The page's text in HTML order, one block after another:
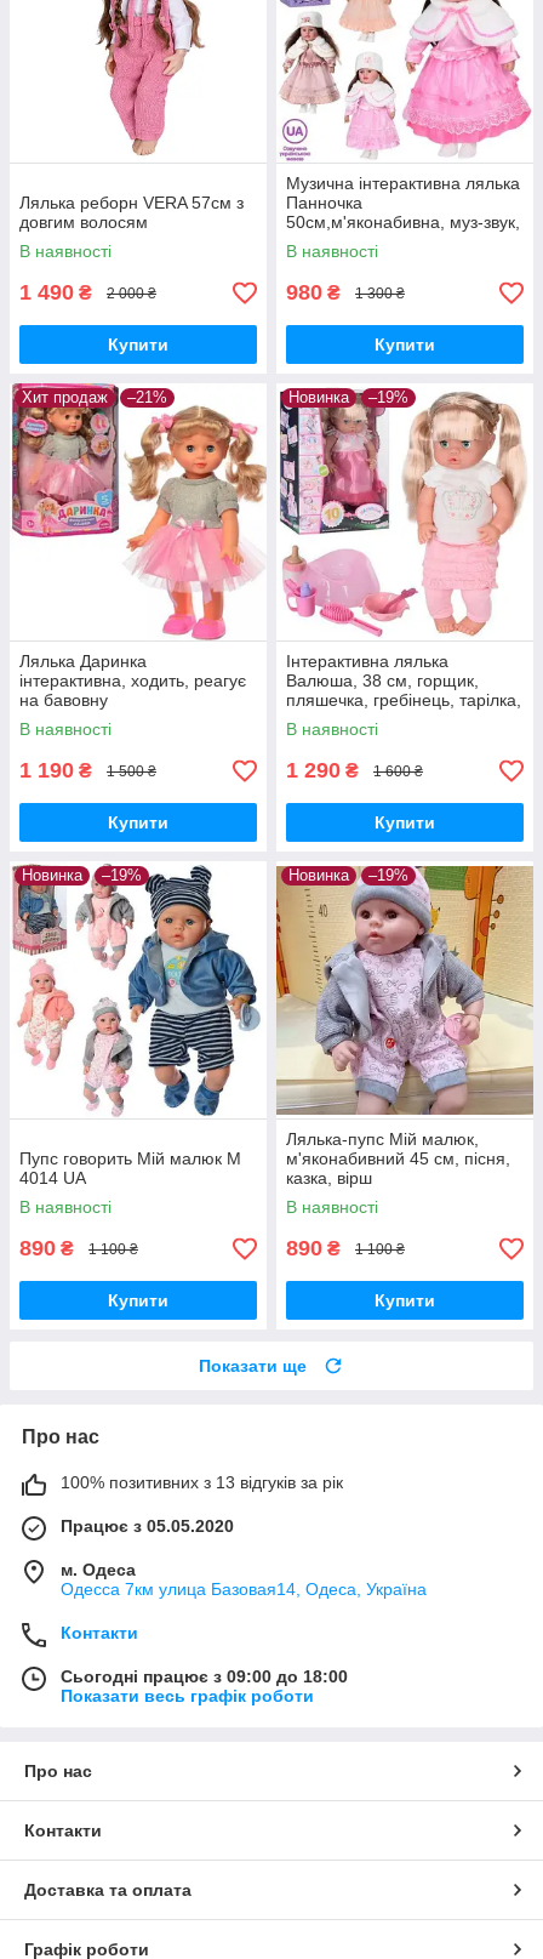
Лялька реборн VERA 57см з
довгим волосям
В наявності
1 490 ₴ 2 000 ₴
Купити
Музична інтерактивна лялька
Панночка
50см,м'яконабивна, муз-звук,
загадка,пісня,вірш
В наявності
980 ₴ 1 300 ₴
Купити
Хит продаж –21%
Лялька Даринка
інтерактивна, ходить, реагує
на бавовну
В наявності
1 190 ₴ 1 500 ₴
Купити
Новинка –19%
Інтерактивна лялька
Валюша, 38 см, горщик,
пляшечка, гребінець, тарілка,
чашка, ложка, зубна щітка,
звук (рос),
В наявності
1 290 ₴ 1 600 ₴
Купити
Новинка –19%
Пупс говорить Мій малюк M
4014 UA
В наявності
890 ₴ 1 100 ₴
Купити
Новинка –19%
Лялька-пупс Мій малюк,
м'яконабивний 45 см, пісня,
казка, вірш
В наявності
890 ₴ 1 100 ₴
Купити
Показати ще
Про нас
100% позитивних з 13 відгуків за рік
Працює з 05.05.2020
м. Одеса
Одесса 7км улица Базовая14, Одеса, Україна
Контакти
Сьогодні працює з 09:00 до 18:00
Показати весь графік роботи
Про нас
Контакти
Доставка та оплата
Графік роботи